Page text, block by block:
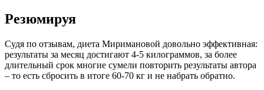
Резюмируя
Судя по отзывам, диета Миримановой довольно эффективная:
результаты за месяц достигают 4-5 килограммов, за более
длительный срок многие сумели повторить результаты автора
– то есть сбросить в итоге 60-70 кг и не набрать обратно.